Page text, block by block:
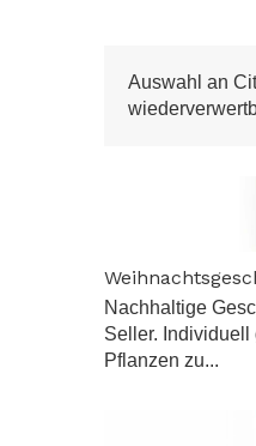
Auswahl an
Nachhaltige
Seller. Individuell
Pflanzen zu...